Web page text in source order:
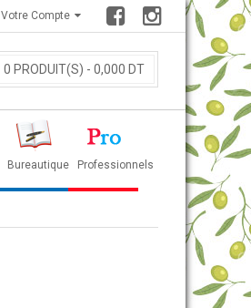
Votre Compte
0 PRODUIT(S) - 0,000 DT
Bureautique Professionnels